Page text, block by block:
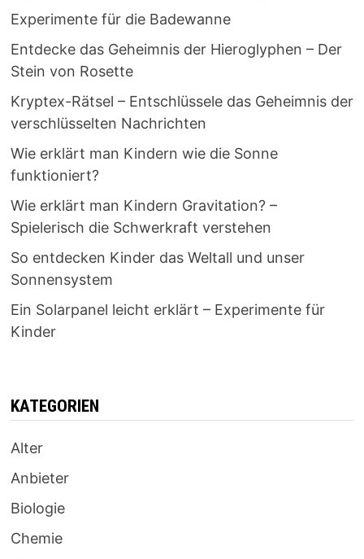
Experimente für die Badewanne
Entdecke das Geheimnis der Hieroglyphen – Der
Stein von Rosette
Kryptex-Rätsel – Entschlüssele das Geheimnis der
verschlüsselten Nachrichten
Wie erklärt man Kindern wie die Sonne
funktioniert?
Wie erklärt man Kindern Gravitation? –
Spielerisch die Schwerkraft verstehen
So entdecken Kinder das Weltall und unser
Sonnensystem
Ein Solarpanel leicht erklärt – Experimente für
Kinder
KATEGORIEN
Alter
Anbieter
Biologie
Chemie